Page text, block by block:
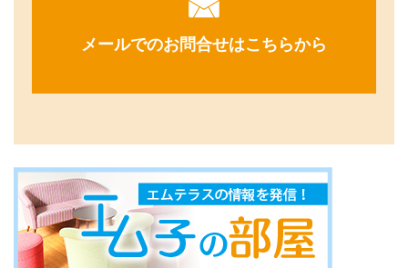
メールでのお問合せはこちらから